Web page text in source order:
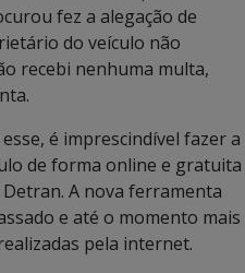
fez a alegação de
do veículo não
recebi nenhuma multa,
é imprescindível fazer a
de forma online e gratuita
A nova ferramenta
e até o momento mais
pela internet.